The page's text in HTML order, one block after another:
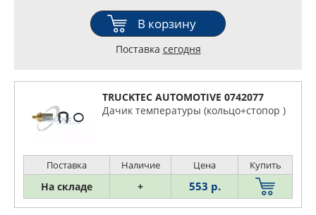
В корзину
Поставка сегодня
TRUCKTEC AUTOMOTIVE 0742077
Дачик температуры (кольцо+стопор )
Поставка Наличие Цена Купить
На складе + 553 р.